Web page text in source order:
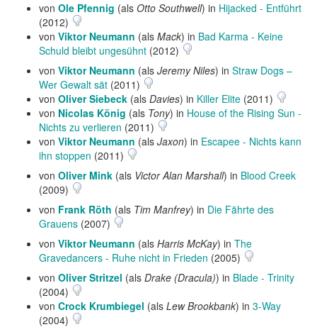
von Ole Pfennig (als Otto Southwell) in Hijacked - Entführt
(2012)
von Viktor Neumann (als Mack) in Bad Karma - Keine
Schuld bleibt ungesühnt (2012)
von Viktor Neumann (als Jeremy Niles) in Straw Dogs –
Wer Gewalt sät (2011)
von Oliver Siebeck (als Davies) in Killer Elite (2011)
von Nicolas König (als Tony) in House of the Rising Sun -
Nichts zu verlieren (2011)
von Viktor Neumann (als Jaxon) in Escapee - Nichts kann
ihn stoppen (2011)
von Oliver Mink (als Victor Alan Marshall) in Blood Creek
(2009)
von Frank Röth (als Tim Manfrey) in Die Fährte des
Grauens (2007)
von Viktor Neumann (als Harris McKay) in The
Gravedancers - Ruhe nicht in Frieden (2005)
von Oliver Stritzel (als Drake (Dracula)) in Blade - Trinity
(2004)
von Crock Krumbiegel (als Lew Brookbank) in 3-Way
(2004)